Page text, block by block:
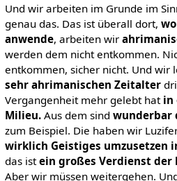
Und wir arbeiten im Grunde im
genau das. Das ist überall dort,
anwende, arbeiten wir
werden dem nicht entkommen.
entkommen, sicher nicht. Und wir
sehr ahrimanischen Zeitalter
Vergangenheit mehr gelebt hat in
Milieu.Aus dem sind wunderbar
zum Beispiel. Die haben wir
wirklich Geistiges umzusetzen
das istein großes Verdienst
Aber wir müssen weitergehen.